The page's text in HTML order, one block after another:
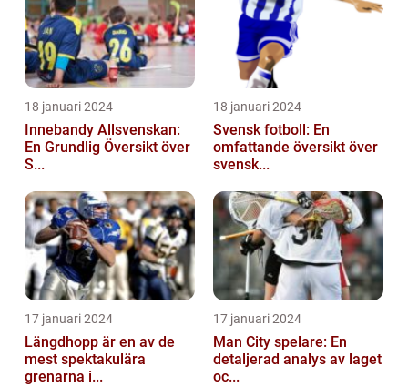
18 januari 2024
Innebandy Allsvenskan:
En Grundlig Översikt över
S...
18 januari 2024
Svensk fotboll: En
omfattande översikt över
svensk...
17 januari 2024
Längdhopp är en av de
mest spektakulära
grenarna i...
17 januari 2024
Man City spelare: En
detaljerad analys av laget
oc...